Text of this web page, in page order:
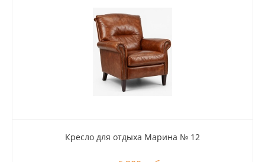
Кресло для отдыха Марина № 12